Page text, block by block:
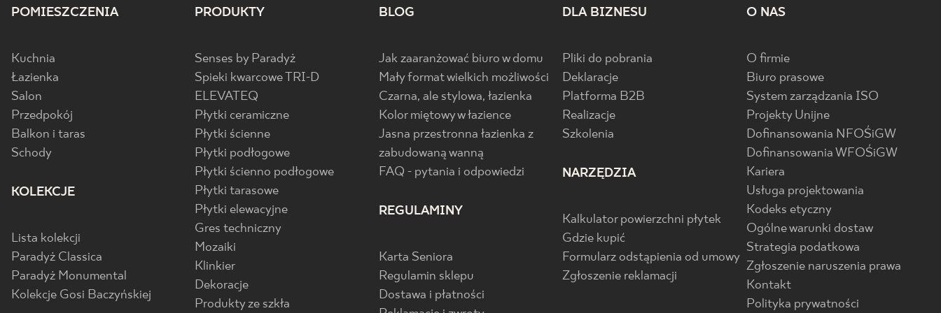
POMIESZCZENIA
Kuchnia
Łazienka
Salon
Przedpokój
Balkon i taras
Schody
KOLEKCJE
Lista kolekcji
Paradyż Classica
Paradyż Monumental
Kolekcje Gosi Baczyńskiej
PRODUKTY
Senses by Paradyż
Spieki kwarcowe TRI-D
ELEVATEQ
Płytki ceramiczne
Płytki ścienne
Płytki podłogowe
Płytki ścienno podłogowe
Płytki tarasowe
Płytki elewacyjne
Gres techniczny
Mozaiki
Klinkier
Dekoracje
Produkty ze szkła
BLOG
Jak zaaranżować biuro w domu
Mały format wielkich możliwości
Czarna, ale stylowa, łazienka
Kolor miętowy w łazience
Jasna przestronna łazienka z
zabudowaną wanną
FAQ - pytania i odpowiedzi
REGULAMINY
Karta Seniora
Regulamin sklepu
Dostawa i płatności
DLA BIZNESU
Pliki do pobrania
Deklaracje
Platforma B2B
Realizacje
Szkolenia
NARZĘDZIA
Kalkulator powierzchni płytek
Gdzie kupić
Formularz odstąpienia od umowy
Zgłoszenie reklamacji
O NAS
O firmie
Biuro prasowe
System zarządzania ISO
Projekty Unijne
Dofinansowania NFOŚiGW
Dofinansowania WFOŚiGW
Kariera
Usługa projektowania
Kodeks etyczny
Ogólne warunki dostaw
Strategia podatkowa
Zgłoszenie naruszenia prawa
Kontakt
Polityka prywatności